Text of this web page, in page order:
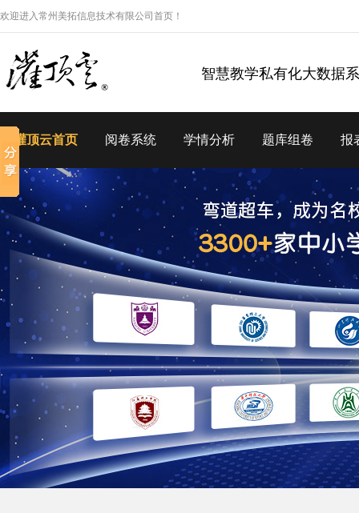
欢迎进入常州美拓信息技术有限公司首页！
智慧教学私有化大数据
灌顶云首页 阅卷系统 学情分析 题库组卷 报